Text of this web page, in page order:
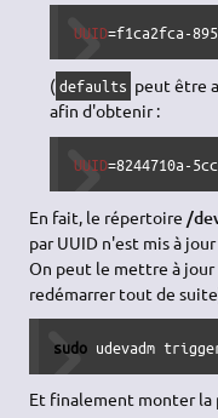
UUID=f1ca2fca-
(defaults peut être
afin d'obtenir :
UUID=8244710a-
En fait, le répertoire /
par UUID n'est mis à
On peut le mettre à jour
redémarrer tout de
sudo udevadm
Et finalement monter la